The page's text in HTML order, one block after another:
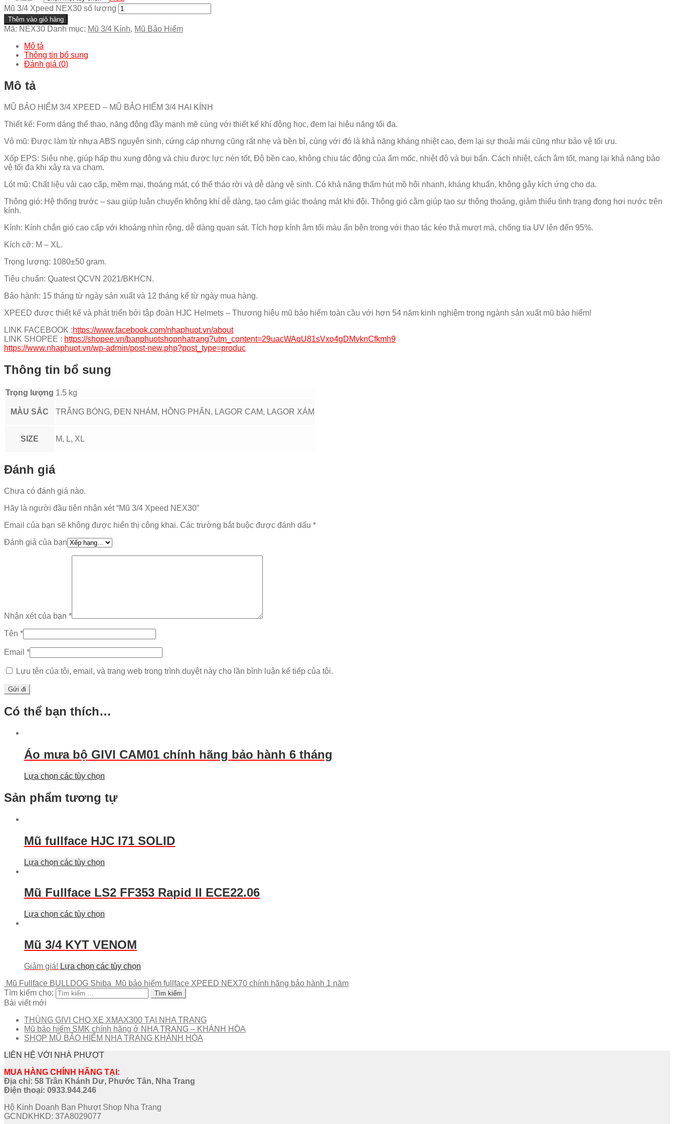
Mũ 3/4 Xpeed NEX30 số lượng
Thêm vào giỏ hàng
Mã: NEX30 Danh mục: Mũ 3/4 Kính, Mũ Bảo Hiểm
Mô tả
Thông tin bổ sung
Đánh giá (0)
Mô tả
MŨ BẢO HIỂM 3/4 XPEED – MŨ BẢO HIỂM 3/4 HAI KÍNH
Thiết kế: Form dáng thể thao, năng động đầy mạnh mẽ cùng với thiết kế khí động học, đem lại hiệu năng tối đa.
Vỏ mũ: Được làm từ nhựa ABS nguyên sinh, cứng cáp nhưng cũng rất nhẹ và bền bỉ, cùng với đó là khả năng kháng nhiệt cao, đem lại sự thoải mái cũng như bảo vệ tối ưu.
Xốp EPS: Siêu nhẹ, giúp hấp thu xung động và chịu được lực nén tốt, Độ bền cao, không chịu tác động của ẩm mốc, nhiệt độ và bụi bẩn. Cách nhiệt, cách âm tốt, mang lại khả năng bảo
vệ tối đa khi xảy ra va chạm.
Lót mũ: Chất liệu vải cao cấp, mềm mại, thoáng mát, có thể tháo rời và dễ dàng vệ sinh. Có khả năng thấm hút mồ hôi nhanh, kháng khuẩn, không gây kích ứng cho da.
Thông gió: Hệ thống trước – sau giúp luân chuyển không khí dễ dàng, tạo cảm giác thoáng mát khi đội. Thông gió cằm giúp tạo sự thông thoáng, giảm thiểu tình trạng đọng hơi nước trên
kính.
Kính: Kính chắn gió cao cấp với khoảng nhìn rộng, dễ dàng quan sát. Tích hợp kính âm tối màu ẩn bên trong với thao tác kéo thả mượt mà, chống tia UV lên đến 95%.
Kích cỡ: M – XL.
Trọng lượng: 1080±50 gram.
Tiêu chuẩn: Quatest QCVN 2021/BKHCN.
Bảo hành: 15 tháng từ ngày sản xuất và 12 tháng kể từ ngày mua hàng.
XPEED được thiết kế và phát triển bởi tập đoàn HJC Helmets – Thương hiệu mũ bảo hiểm toàn cầu với hơn 54 năm kinh nghiệm trong ngành sản xuất mũ bảo hiểm!
LINK FACEBOOK :https://www.facebook.com/nhaphuot.vn/about
LINK SHOPEE : https://shopee.vn/banphuotshopnhatrang?utm_content=29uacWAqU81sVxo4gDMvknCfkmh9
https://www.nhaphuot.vn/wp-admin/post-new.php?post_type=produc
Thông tin bổ sung
Trọng lượng 1.5 kg
MÀU SẮC TRẮNG BÓNG, ĐEN NHÁM, HỒNG PHẤN, LAGOR CAM, LAGOR XÁM
SIZE M, L, XL
Đánh giá
Chưa có đánh giá nào.
Hãy là người đầu tiên nhận xét “Mũ 3/4 Xpeed NEX30”
Email của bạn sẽ không được hiển thị công khai. Các trường bắt buộc được đánh dấu *
Đánh giá của bạn
Nhận xét của bạn *
Tên *
Email *
Lưu tên của tôi, email, và trang web trong trình duyệt này cho lần bình luận kế tiếp của tôi.
Có thể bạn thích…
Áo mưa bộ GIVI CAM01 chính hãng bảo hành 6 tháng
Lựa chọn các tùy chọn
Sản phẩm tương tự
Mũ fullface HJC I71 SOLID
Lựa chọn các tùy chọn
Mũ Fullface LS2 FF353 Rapid II ECE22.06
Lựa chọn các tùy chọn
Mũ 3/4 KYT VENOM
Giảm giá! Lựa chọn các tùy chọn
Mũ Fullface BULLDOG Shiba
Mũ bảo hiểm fullface XPEED NEX70 chính hãng bảo hành 1 năm
Tìm kiếm cho:
Bài viết mới
THÙNG GIVI CHO XE XMAX300 TẠI NHA TRANG
Mũ bảo hiểm SMK chính hãng ở NHA TRANG – KHÁNH HÒA
SHOP MŨ BẢO HIỂM NHA TRANG KHÁNH HÒA
LIÊN HỆ VỚI NHÀ PHƯỢT
MUA HÀNG CHÍNH HÃNG TẠI:
Địa chỉ: 58 Trần Khánh Dư, Phước Tân, Nha Trang
Điện thoại: 0933.944.246
Hộ Kinh Doanh Bạn Phượt Shop Nha Trang
GCNDKHKD: 37A8029077